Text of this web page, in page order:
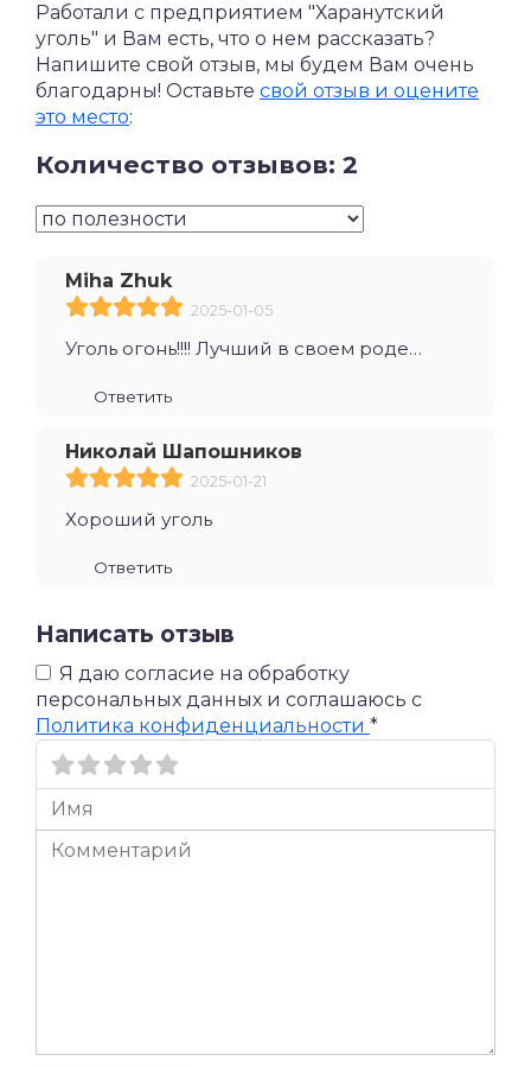
Работали с предприятием "Харанутский
уголь" и Вам есть, что о нем рассказать?
Напишите свой отзыв, мы будем Вам очень
благодарны! Оставьте свой отзыв и оцените
это место:
Количество отзывов: 2
Miha Zhuk
2025-01-05
Уголь огонь!!!! Лучший в своем роде…
Ответить
Николай Шапошников
2025-01-21
Хороший уголь
Ответить
Написать отзыв
Я даю согласие на обработку
персональных данных и соглашаюсь c
Политика конфиденциальности *